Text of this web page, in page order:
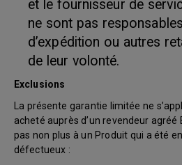
et le fournisseur de
ne sont pas
d’expédition ou autres
de leur volonté.
Exclusions
La présente garantie limitée ne
acheté auprès d’un revendeur agréé
pas non plus à un Produit qui a été
défectueux :